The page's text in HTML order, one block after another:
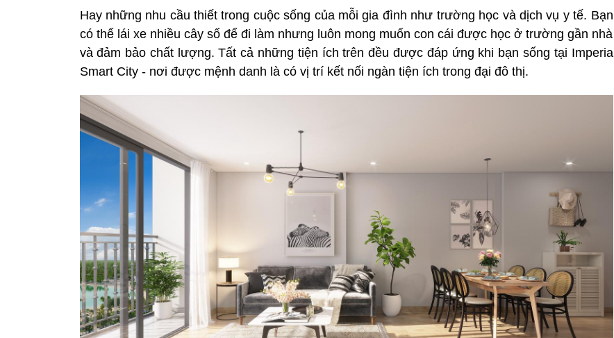
Hay những nhu cầu thiết trong cuộc sống của mỗi gia đình như trường học và dịch vụ y tế. Bạn
có thể lái xe nhiều cây số để đi làm nhưng luôn mong muốn con cái được học ở trường gần nhà
và đảm bảo chất lượng. Tất cả những tiện ích trên đều được đáp ứng khi bạn sống tại Imperia
Smart City - nơi được mệnh danh là có vị trí kết nối ngàn tiện ích trong đại đô thị.